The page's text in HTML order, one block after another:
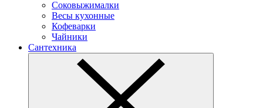
Соковыжималки
Весы кухонные
Кофеварки
Чайники
Сантехника